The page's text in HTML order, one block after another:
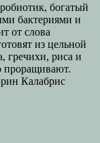
богатый
бактериями и
от слова
из цельной
гречихи, риса и
проращивают.
Калабрис